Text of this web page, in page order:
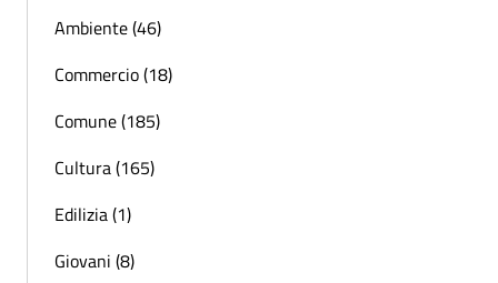
Ambiente (46)
Commercio (18)
Comune (185)
Cultura (165)
Edilizia (1)
Giovani (8)